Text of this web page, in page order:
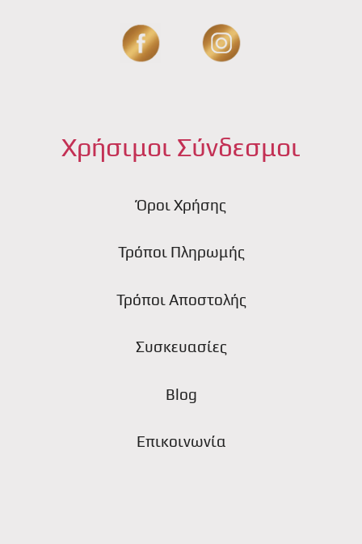
Χρήσιμοι Σύνδεσμοι
Όροι Χρήσης
Τρόποι Πληρωμής
Τρόποι Αποστολής
Συσκευασίες
Blog
Επικοινωνία